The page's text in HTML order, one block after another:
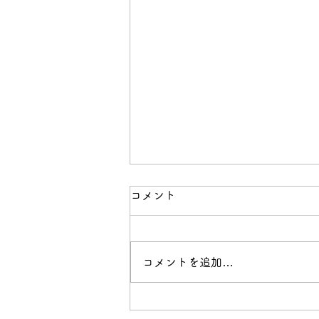
【メールアドレスの変更のお
知らせ】
10月より 従来のメールアドレ
ス (
コメント
コメントを追加…